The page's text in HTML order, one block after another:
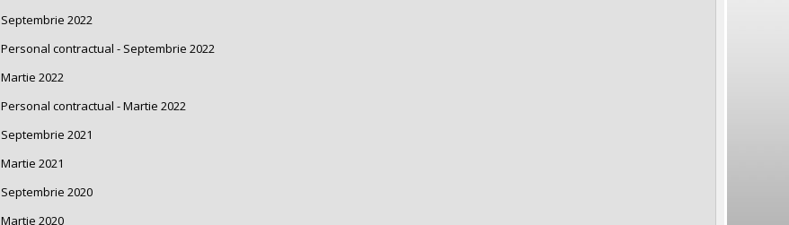
Septembrie 2022
Personal contractual - Septembrie 2022
Martie 2022
Personal contractual - Martie 2022
Septembrie 2021
Martie 2021
Septembrie 2020
Martie 2020